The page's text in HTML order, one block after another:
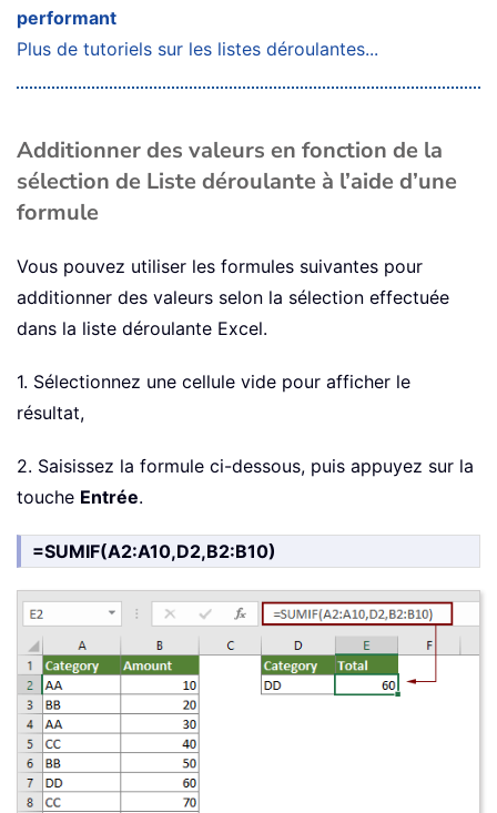
performant
Plus de tutoriels sur les listes déroulantes...
Additionner des valeurs en fonction de la
sélection de Liste déroulante à l’aide d’une
formule
Vous pouvez utiliser les formules suivantes pour
additionner des valeurs selon la sélection effectuée
dans la liste déroulante Excel.
1. Sélectionnez une cellule vide pour afficher le
résultat,
2. Saisissez la formule ci-dessous, puis appuyez sur la
touche Entrée.
=SUMIF(A2:A10,D2,B2:B10)